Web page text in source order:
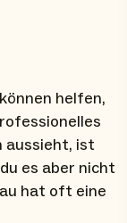
helfen,
aussieht, ist
es aber nicht
hat oft eine